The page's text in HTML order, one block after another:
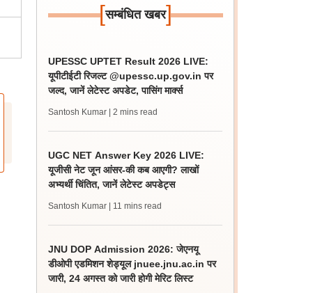
[सम्बंधित खबर]
UPESSC UPTET Result 2026 LIVE:
यूपीटीईटी रिजल्ट @upessc.up.gov.in पर
जल्द, जानें लेटेस्ट अपडेट, पासिंग मार्क्स
Santosh Kumar | 2 mins read
UGC NET Answer Key 2026 LIVE:
यूजीसी नेट जून आंसर-की कब आएगी? लाखों
अभ्यर्थी चिंतित, जानें लेटेस्ट अपडेट्स
Santosh Kumar | 11 mins read
JNU DOP Admission 2026: जेएनयू
डीओपी एडमिशन शेड्यूल jnuee.jnu.ac.in पर
जारी, 24 अगस्त को जारी होगी मेरिट लिस्ट